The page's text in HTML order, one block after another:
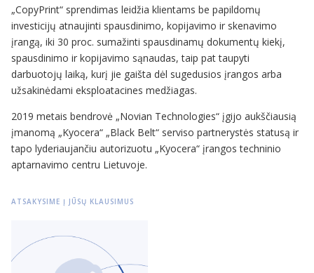
„CopyPrint“ sprendimas leidžia klientams be papildomų
investicijų atnaujinti spausdinimo, kopijavimo ir skenavimo
įrangą, iki 30 proc. sumažinti spausdinamų dokumentų kiekį,
spausdinimo ir kopijavimo sąnaudas, taip pat taupyti
darbuotojų laiką, kurį jie gaišta dėl sugedusios įrangos arba
užsakinėdami eksploatacines medžiagas.
2019 metais bendrovė „Novian Technologies“ įgijo aukščiausią
įmanomą „Kyocera“ „Black Belt“ serviso partnerystės statusą ir
tapo lyderiaujančiu autorizuotu „Kyocera“ įrangos techninio
aptarnavimo centru Lietuvoje.
ATSAKYSIME Į JŪSŲ KLAUSIMUS